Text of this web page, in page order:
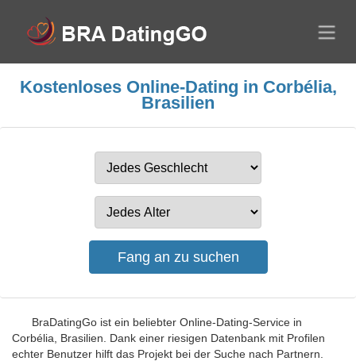
Kostenloses Online-Dating in Corbélia,
Brasilien
BraDatingGo ist ein beliebter Online-Dating-Service in
Corbélia, Brasilien. Dank einer riesigen Datenbank mit Profilen
echter Benutzer hilft das Projekt bei der Suche nach Partnern.